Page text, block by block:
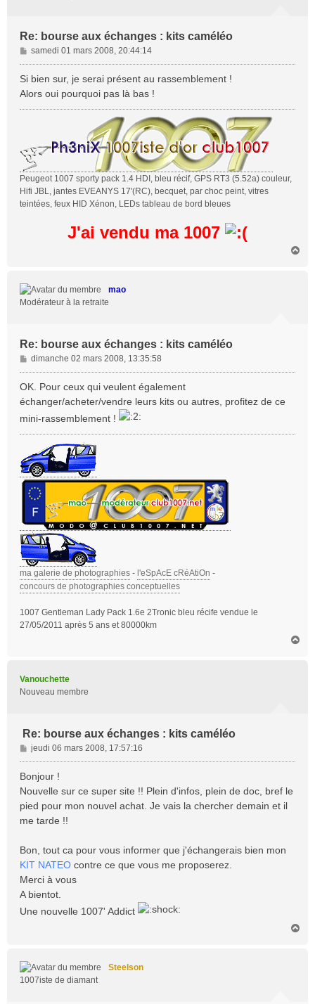
Re: bourse aux échanges : kits caméléo
M
e
s
s
samedi 01 mars 2008, 20:44:14
Si bien sur, je serai présent au rassemblement !
Alors oui pourquoi pas là bas !
Peugeot 1007 sporty pack 1.4 HDI, bleu récif, GPS RT3 (5.52a) couleur,
Hifi JBL, jantes EVEANYS 17'(RC), becquet, par choc peint, vitres
teintées, feux HID Xénon, LEDs tableau de bord bleues
J'ai vendu ma 1007
mao
Modérateur à la retraite
Re: bourse aux échanges : kits caméléo
M
e
s
s
g
e
dimanche 02 mars 2008, 13:35:58
OK. Pour ceux qui veulent également
échanger/acheter/vendre leurs kits ou autres, profitez de ce
mini-rassemblement !
ma galerie de photographies - l'eSpAcE cRéAtiOn -
concours de photographies conceptuelles
1007 Gentleman Lady Pack 1.6e 2Tronic bleu récife vendue le
27/05/2011 après 5 ans et 80000km
Vanouchette
Nouveau membre
Re: bourse aux échanges : kits caméléo
M
e
s
g
e
jeudi 06 mars 2008, 17:57:16
Bonjour !
Nouvelle sur ce super site !! Plein d'infos, plein de doc, bref le
pied pour mon nouvel achat. Je vais la chercher demain et il
me tarde !!
Bon, tout ca pour vous informer que j'échangerais bien mon
KIT NATEO contre ce que vous me proposerez.
Merci à vous
A bientot.
Une nouvelle 1007' Addict
Steelson
1007iste de diamant